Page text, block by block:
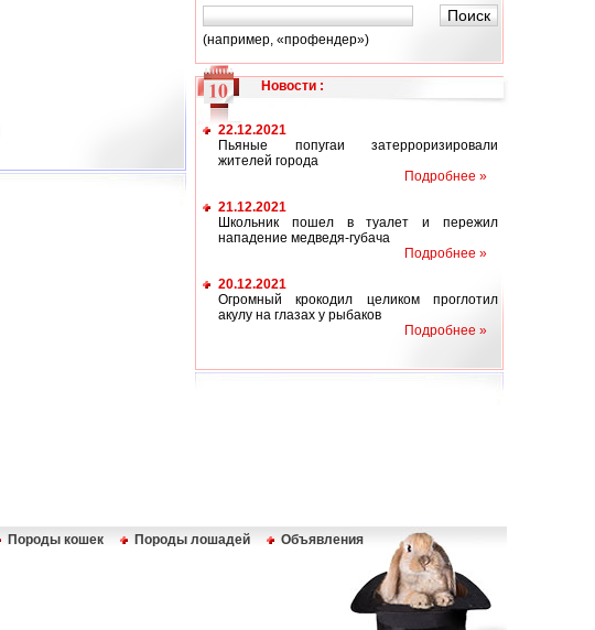
(например, «профендер»)
Новости :
22.12.2021
Пьяные попугаи затерроризировали
жителей города
Подробнее »
21.12.2021
Школьник пошел в туалет и пережил
нападение медведя-губача
Подробнее »
20.12.2021
Огромный крокодил целиком проглотил
акулу на глазах у рыбаков
Подробнее »
Породы кошек Породы лошадей
Объявления